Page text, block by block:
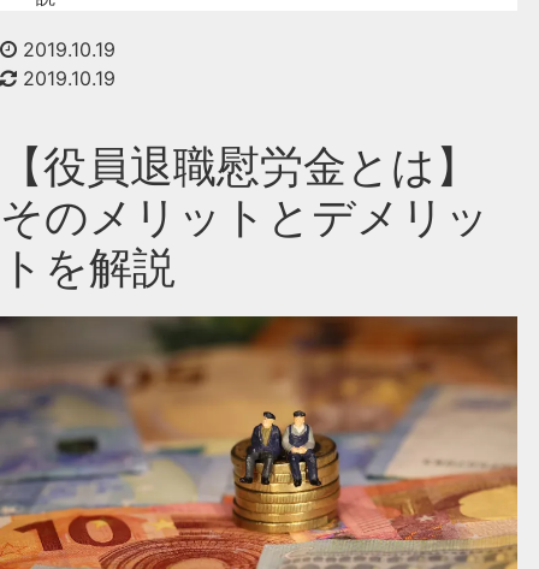
2019.10.19
2019.10.19
【役員退職慰労金とは】
そのメリットとデメリッ
トを解説